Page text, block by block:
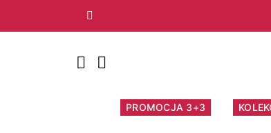
Poprzedni
PROMOCJA 3+3